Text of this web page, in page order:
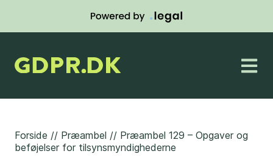
Forside // Præambel // Præambel 129 – Opgaver og
beføjelser for tilsynsmyndighederne